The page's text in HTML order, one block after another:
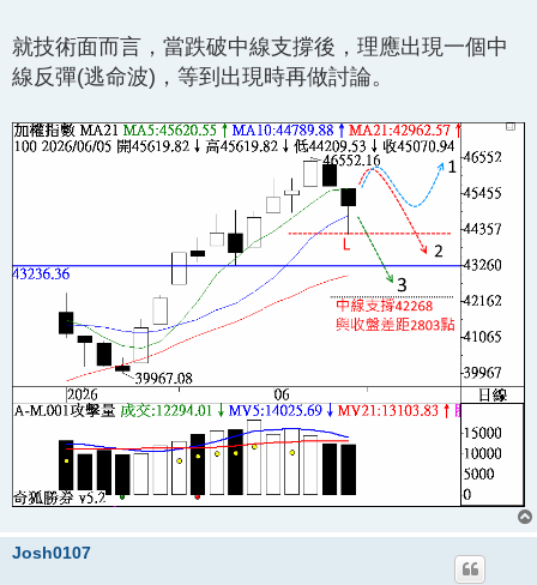
就技術面而言，當跌破中線支撐後，理應出現一個中
線反彈(逃命波)，等到出現時再做討論。
Josh0107